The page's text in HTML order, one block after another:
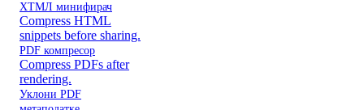
ХТМЛ минифирач
Compress HTML
snippets before sharing.
PDF компресор
Compress PDFs after
rendering.
Уклони PDF